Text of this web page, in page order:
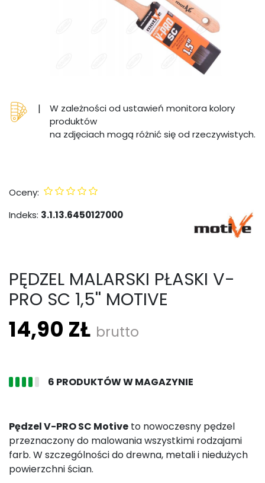
|
W zależności od ustawień monitora kolory
produktów
na zdjęciach mogą różnić się od rzeczywistych.
Oceny:
Indeks: 3.1.13.6450127000
PĘDZEL MALARSKI PŁASKI V-
PRO SC 1,5'' MOTIVE
14,90 ZŁ brutto
6 PRODUKTÓW W MAGAZYNIE
Pędzel V-PRO SC Motive to nowoczesny pędzel
przeznaczony do malowania wszystkimi rodzajami
farb. W szczególności do drewna, metali i niedużych
powierzchni ścian.